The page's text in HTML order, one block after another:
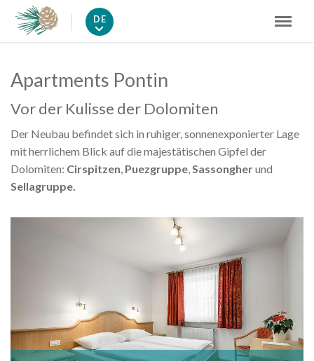
DE
Apartments Pontin
Vor der Kulisse der Dolomiten
Der Neubau befindet sich in ruhiger, sonnenexponierter Lage
mit herrlichem Blick auf die majestätischen Gipfel der
Dolomiten: Cirspitzen, Puezgruppe,Sassongherund
Sellagruppe.